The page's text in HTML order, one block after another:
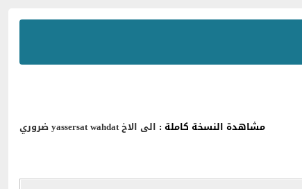
مشاهدة النسخة كاملة : الى الاخ yassersat wahdat ضروري